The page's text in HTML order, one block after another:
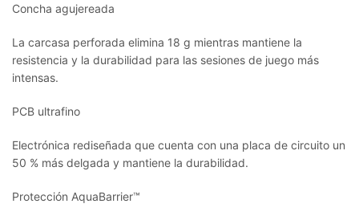
Concha agujereada
La carcasa perforada elimina 18 g mientras mantiene la
resistencia y la durabilidad para las sesiones de juego más
intensas.
PCB ultrafino
Electrónica rediseñada que cuenta con una placa de circuito un
50 % más delgada y mantiene la durabilidad.
Protección AquaBarrier™